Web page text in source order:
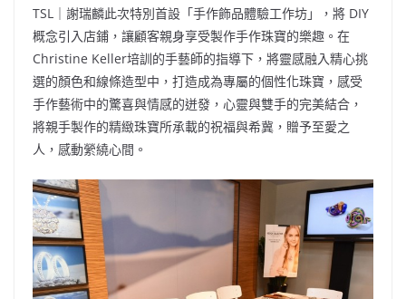
TSL｜謝瑞麟此次特別首設「手作飾品體驗工作坊」，將 DIY
概念引入店鋪，讓顧客親身享受製作手作珠寶的樂趣。在
Christine Keller培訓的手藝師的指導下，將靈感融入精心挑
選的顏色和線條造型中，打造成為專屬的個性化珠寶，感受
手作藝術中的驚喜與情感的迸發，心靈與雙手的完美結合，
將親手製作的精緻珠寶所承載的祝福與希冀，贈予至愛之
人，感動縈繞心間。